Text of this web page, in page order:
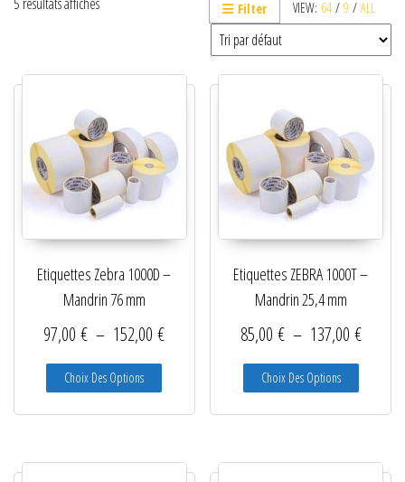
VIEW: 64 / 9 / ALL
Filter
Etiquettes Zebra 1000D –
Mandrin 76 mm
97,00€ – 152,00€Plage de prix : 97,00 € à 152,00 €
Choix Des Options Ce produit a plusieurs variations. Les options
Etiquettes ZEBRA 1000T –
Mandrin 25,4 mm
85,00 € – 137,00 €Plage
Choix Des Options Ce